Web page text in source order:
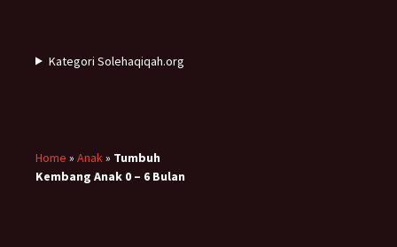
Kategori Solehaqiqah.org
Home » Anak » Tumbuh
Kembang Anak 0 – 6 Bulan